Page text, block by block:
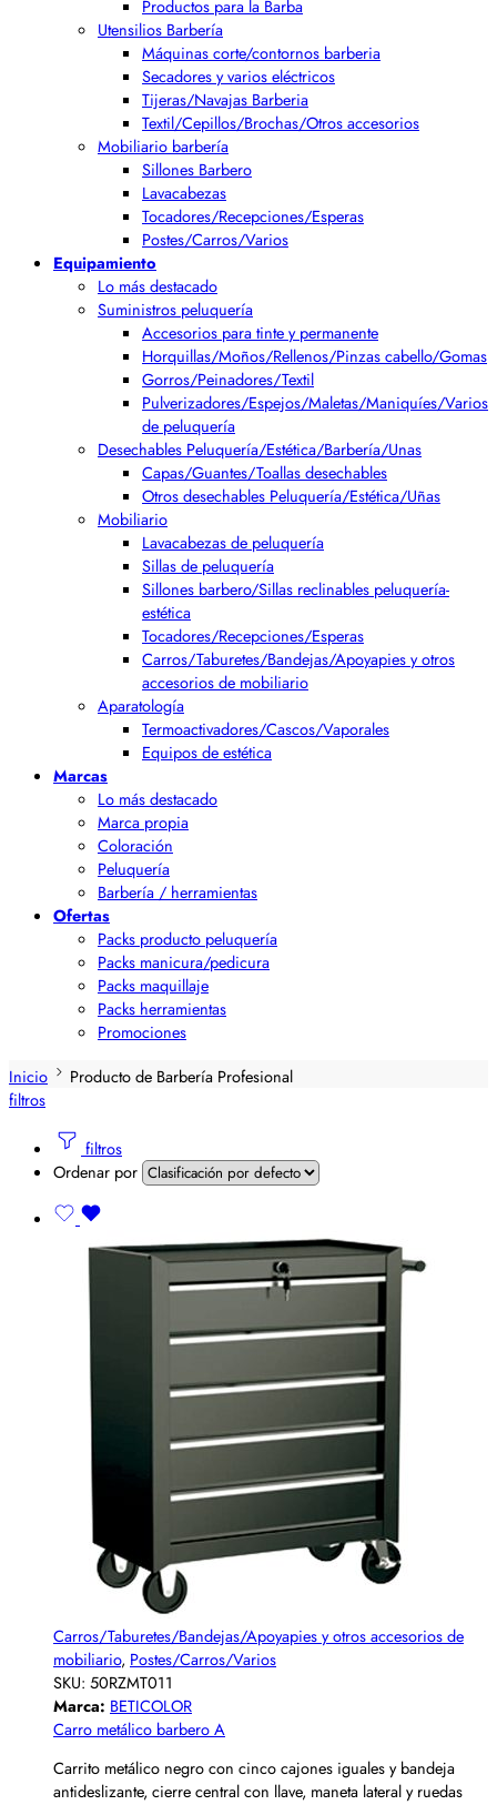
Productos para la Barba
Utensilios Barbería
Máquinas corte/contornos barberia
Secadores y varios eléctricos
Tijeras/Navajas Barberia
Textil/Cepillos/Brochas/Otros accesorios
Mobiliario barbería
Sillones Barbero
Lavacabezas
Tocadores/Recepciones/Esperas
Postes/Carros/Varios
Equipamiento
Lo más destacado
Suministros peluquería
Accesorios para tinte y permanente
Horquillas/Moños/Rellenos/Pinzas cabello/Gomas
Gorros/Peinadores/Textil
Pulverizadores/Espejos/Maletas/Maniquíes/Varios
de peluquería
Desechables Peluquería/Estética/Barbería/Unas
Capas/Guantes/Toallas desechables
Otros desechables Peluquería/Estética/Uñas
Mobiliario
Lavacabezas de peluquería
Sillas de peluquería
Sillones barbero/Sillas reclinables peluquería-
estética
Tocadores/Recepciones/Esperas
Carros/Taburetes/Bandejas/Apoyapies y otros
accesorios de mobiliario
Aparatología
Termoactivadores/Cascos/Vaporales
Equipos de estética
Marcas
Lo más destacado
Marca propia
Coloración
Peluquería
Barbería / herramientas
Ofertas
Packs producto peluquería
Packs manicura/pedicura
Packs maquillaje
Packs herramientas
Promociones
Inicio
Producto de Barbería Profesional
filtros
filtros
Ordenar por
Carros/Taburetes/Bandejas/Apoyapies y otros accesorios de
mobiliario, Postes/Carros/Varios
SKU: 50RZMT011
Marca: BETICOLOR
Carro metálico barbero A
Carrito metálico negro con cinco cajones iguales y bandeja
antideslizante, cierre central con llave, maneta lateral y ruedas